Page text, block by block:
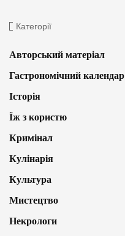
Категорії
Авторський матеріал
Гастрономічний календар
Історія
Їж з користю
Кримінал
Кулінарія
Культура
Мистецтво
Некрологи